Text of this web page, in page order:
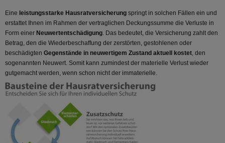
Eine leistungsstarke Hausratversicherung springt in solchen Fällen ein und
erstattet Ihnen im Rahmen der vertraglichen Deckungssumme die Verluste in
Form einer Neuwertentschädigung. Das bedeutet, die Versicherung zahlt den
Betrag, den die Wiederbeschaffung der zerstörten, gestohlenen oder
beschädigten Gegenstände in neuwertigem Zustand aktuell kostet, den
sogenannten Neuwert. Somit kann zumindest der materielle Verlust wieder
gutgemacht werden, wenn schon nicht der immaterielle.